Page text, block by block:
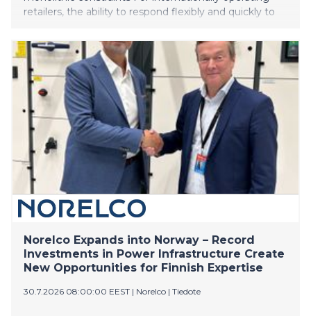
retailers, the ability to respond flexibly and quickly to
especially true in the jewellery trade, which is shaped
by specific requirements: high-value products,
complex inventory structures, and customers who
expect a first-class, seamless shopping experience at
every touchpoint. CHRIST has built a strong operatio
Norelco Expands into Norway – Record
Investments in Power Infrastructure Create
New Opportunities for Finnish Expertise
30.7.2026 08:00:00 EEST | Norelco | Tiedote